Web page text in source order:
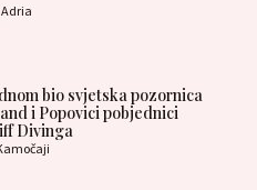
bio svjetska pozornica
i Popovici pobjednici
Divinga